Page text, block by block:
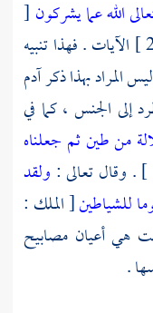
الله عما يشركون [
الآيات . فهذا تنبيه
المراد بهذا ذكرآدم
الجنس ، كما في
من طين ثم جعلناه
ولقد
للشياطين[ الملك :
هي أعيان مصابيح
.